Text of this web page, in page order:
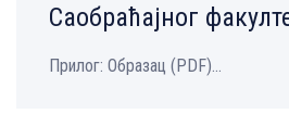
Саобраћајног
Прилог: Образац (PDF)...